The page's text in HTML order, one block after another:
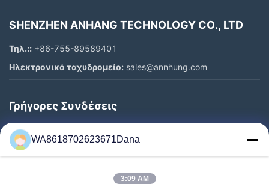
SHENZHEN ANHANG TECHNOLOGY CO., LTD
Τηλ.:: +86-755-89589401
Ηλεκτρονικό ταχυδρομείο: sales@annhung.com
Γρήγορες Συνδέσεις
Σπίτι
Προϊόντα
WA8618702623671Dana
3:09 AM